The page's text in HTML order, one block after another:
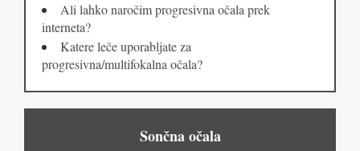
Ali lahko naročim progresivna očala prek
interneta?
Katere leče uporabljate za
progresivna/multifokalna očala?
Sončna očala